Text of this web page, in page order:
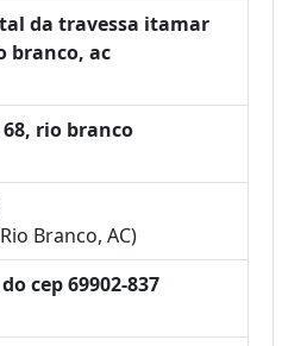
da travessa itamar
branco, ac
rio branco
Branco, AC)
cep 69902-837